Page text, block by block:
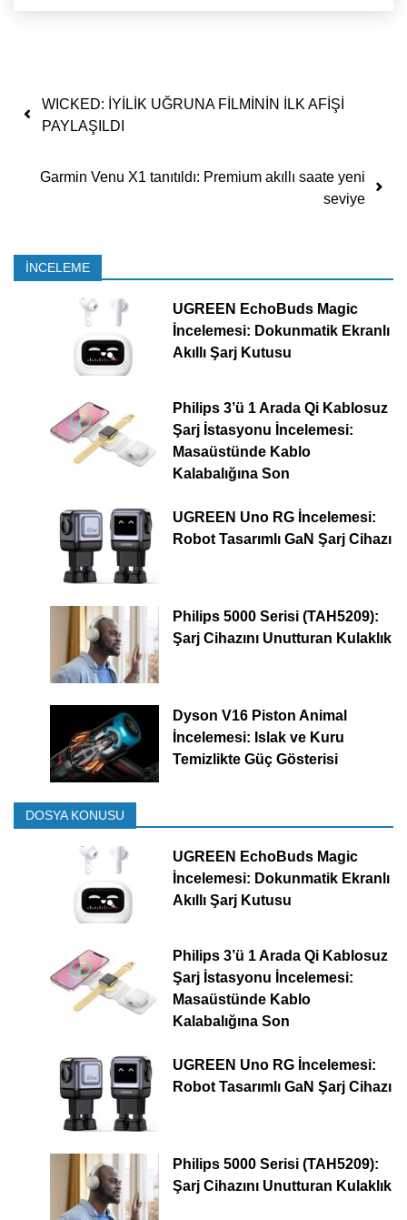
Yazı dolaşımı
WICKED: İYİLİK UĞRUNA FİLMİNİN İLK AFİŞİ
PAYLAŞILDI
Garmin Venu X1 tanıtıldı: Premium akıllı saate yeni
seviye
İNCELEME
UGREEN EchoBuds Magic
İncelemesi: Dokunmatik Ekranlı
Akıllı Şarj Kutusu
Philips 3’ü 1 Arada Qi Kablosuz
Şarj İstasyonu İncelemesi:
Masaüstünde Kablo
Kalabalığına Son
UGREEN Uno RG İncelemesi:
Robot Tasarımlı GaN Şarj Cihazı
Philips 5000 Serisi (TAH5209):
Şarj Cihazını Unutturan Kulaklık
Dyson V16 Piston Animal
İncelemesi: Islak ve Kuru
Temizlikte Güç Gösterisi
DOSYA KONUSU
UGREEN EchoBuds Magic
İncelemesi: Dokunmatik Ekranlı
Akıllı Şarj Kutusu
Philips 3’ü 1 Arada Qi Kablosuz
Şarj İstasyonu İncelemesi:
Masaüstünde Kablo
Kalabalığına Son
UGREEN Uno RG İncelemesi:
Robot Tasarımlı GaN Şarj Cihazı
Philips 5000 Serisi (TAH5209):
Şarj Cihazını Unutturan Kulaklık